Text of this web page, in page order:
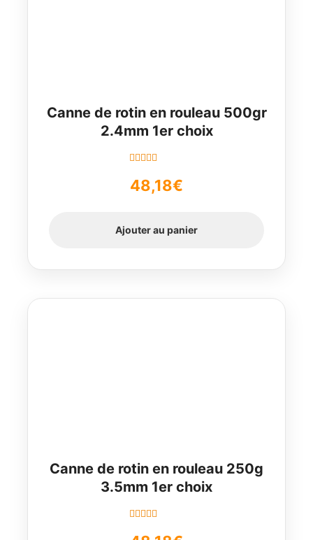
Canne de rotin en rouleau 500gr
2.4mm 1er choix
sur 5
48,18€
Ajouter au panier
Canne de rotin en rouleau 250g
3.5mm 1er choix